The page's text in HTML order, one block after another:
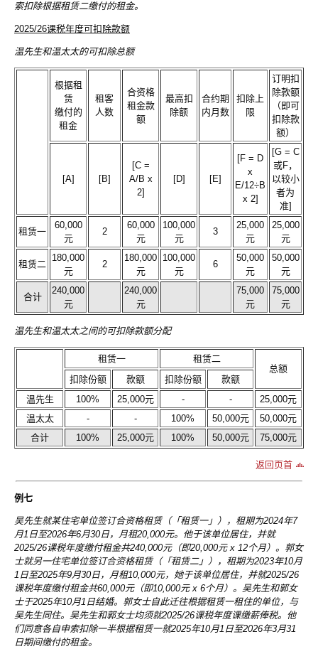
索扣除根据租赁二缴付的租金。
2025/26课税年度可扣除款额
温先生和温太太的可扣除总额
根据租
赁
缴付的
租金
租客
人数
合资格
租金款
额
最高扣
除额
合约期
内月数
扣除上
限
订明扣
除款额
（即可
扣除款
额）
[A] [B]
[C =
A/B x
2]
[D] [E]
[F = D
x
E/12÷B
x 2]
[G = C
或F，
以较小
者为
准]
租赁一
60,000
元
2
60,000
元
100,000
元
3
25,000
元
25,000
元
租赁二
180,000
元
2
180,000
元
100,000
元
6
50,000
元
50,000
元
合计
240,000
元
240,000
元
75,000
元
75,000
元
温先生和温太太之间的可扣除款额分配
租赁一
租赁二
总额
扣除份额
款额 扣除份额
款额
温先生
100% 25,000元 - -
25,000元
温太太
- - 100% 50,000元
50,000元
合计
100% 25,000元 100% 50,000元 75,000元
返回页首
例七
吴先生就某住宅单位签订合资格租赁（「租赁一」），租期为2024年7
月1日至2026年6月30日，月租20,000元。他于该单位居住，并就
2025/26课税年度缴付租金共240,000元（即20,000元 x 12个月）。郭女
士就另一住宅单位签订合资格租赁（「租赁二」），租期为2023年10月
1日至2025年9月30日，月租10,000元，她于该单位居住，并就2025/26
课税年度缴付租金共60,000元（即10,000元 x 6个月）。吴先生和郭女
士于2025年10月1日结婚。郭女士自此迁往根据租赁一租住的单位，与
吴先生同住。吴先生和郭女士均须就2025/26课税年度课缴薪俸税。他
们同意各自申索扣除一半根据租赁一就2025年10月1日至2026年3月31
日期间缴付的租金。